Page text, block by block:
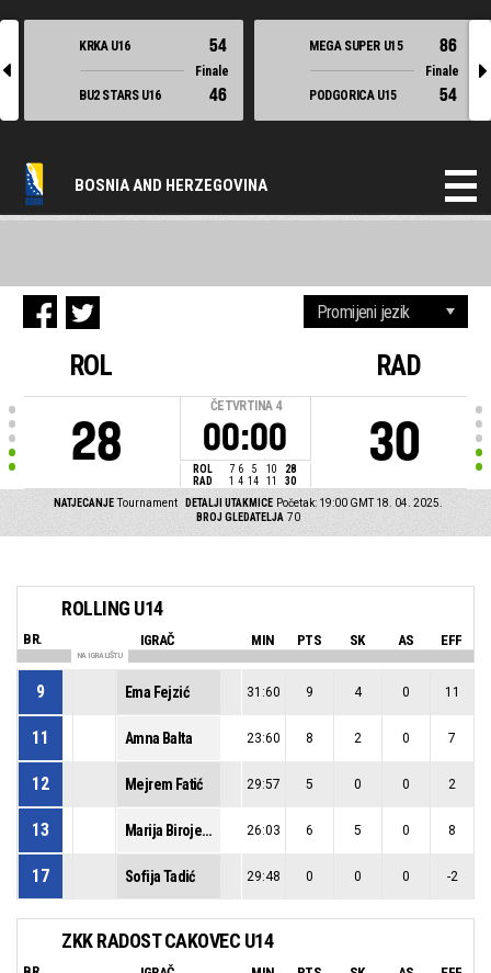
l
KRKA U16 54
Finale
BU2 STARS U16
46
MEGA SUPER U15 86
Finale
PODGORICA U15
54
r
BOSNIA AND HERZEGOVINA
ROL
28
ČETVRTINA 4
00:00
ROL 7 6 5 10
28
RAD
1 4 14 11 30
RAD
30
NATJECANJE Tournament DETALJI UTAKMICE Početak: 19:00 GMT 18. 04. 2025.
BROJ GLEDATELJA 70
ROLLING U14
BR. IGRAČ MIN PTS SK AS EFF
NA IGRALIŠTU
9 Ema Fejzić 31:60 9 4 0 11
11 Amna Balta 23:60 8 2 0 7
12 Mejrem Fatić 29:57 5 0 0 2
13 Marija Birojević 26:03 6 5 0 8
17 Sofija Tadić 29:48 0 0 0 -2
ZKK RADOST CAKOVEC U14